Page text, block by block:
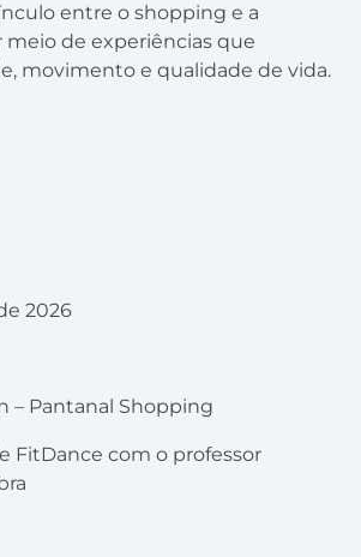
entre o shopping e a
de experiências que
movimento e qualidade de vida.
2026
– Pantanal Shopping
FitDance com o professor